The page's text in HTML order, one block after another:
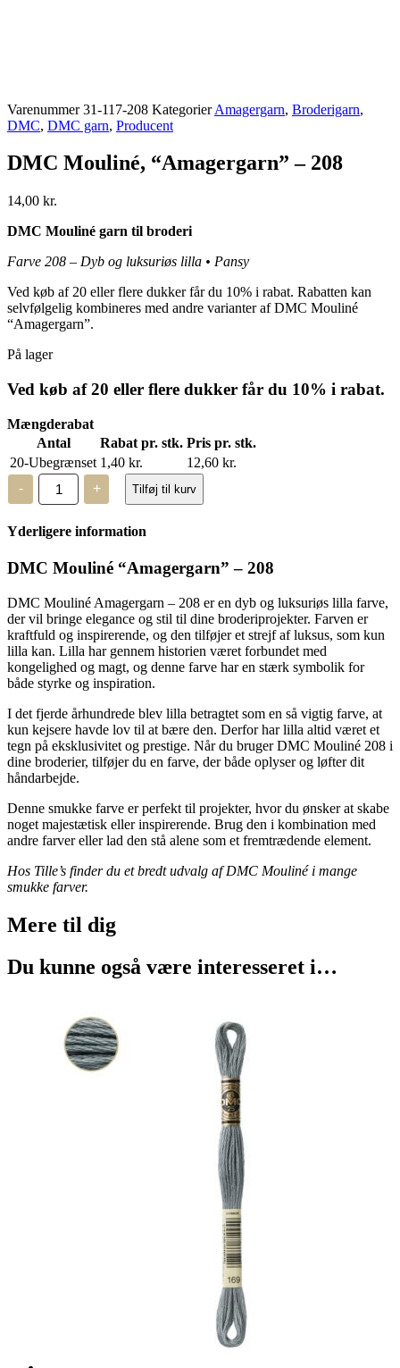
Varenummer31-117-208 Kategorier Amagergarn, Broderigarn,
DMC, DMC garn, Producent
DMC Mouliné, “Amagergarn” – 208
14,00 kr.
DMC Mouliné garn til broderi
Farve 208 – Dyb og luksuriøs lilla • Pansy
Ved køb af 20 eller flere dukker får du 10% i rabat. Rabatten kan
selvfølgelig kombineres med andre varianter af DMC Mouliné
“Amagergarn”.
På lager
Ved køb af 20 eller flere dukker får du 10% i rabat.
Mængderabat
Antal
Rabat pr. stk. Pris pr. stk.
20-Ubegrænset 1,40 kr. 12,60 kr.
-
DMC
Mouliné,
“Amagergarn”
–
208
+ Tilføj til kurv
Yderligere information
DMC Mouliné “Amagergarn” – 208
DMC Mouliné Amagergarn – 208 er en dyb og luksuriøs lilla farve,
der vil bringe elegance og stil til dine broderiprojekter. Farven er
kraftfuld og inspirerende, og den tilføjer et strejf af luksus, som kun
lilla kan. Lilla har gennem historien været forbundet med
kongelighed og magt, og denne farve har en stærk symbolik for
både styrke og inspiration.
I det fjerde århundrede blev lilla betragtet som en så vigtig farve, at
kun kejsere havde lov til at bære den. Derfor har lilla altid været et
tegn på eksklusivitet og prestige. Når du bruger DMC Mouliné 208 i
dine broderier, tilføjer du en farve, der både oplyser og løfter dit
håndarbejde.
Denne smukke farve er perfekt til projekter, hvor du ønsker at skabe
noget majestætisk eller inspirerende. Brug den i kombination med
andre farver eller lad den stå alene som et fremtrædende element.
Hos Tille’s finder du et bredt udvalg af DMC Mouliné i mange
smukke farver.
Mere til dig
Du kunne også være interesseret i…